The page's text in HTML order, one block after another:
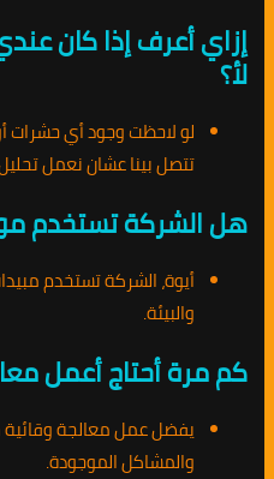
إزاي أعرف إذا كان
لأ؟
لو لاحظت وجود أي حشرات
تتصل بينا عشان نعمل
هل الشركة تستخدم
أيوة، الشركة تستخدم
والبيئة.
كم مرة أحتاج أعمل
والمشاكل الموجودة.